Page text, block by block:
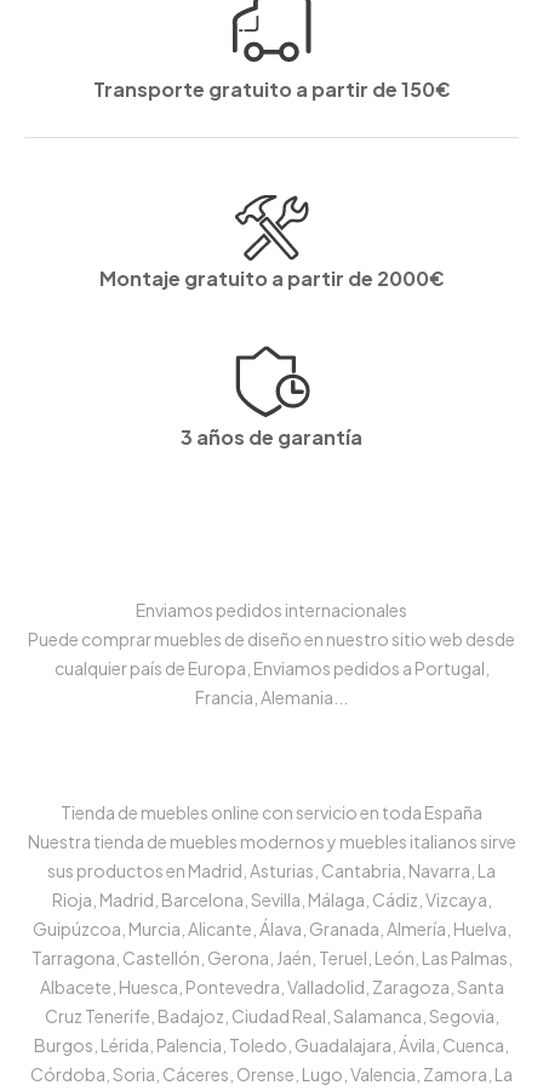
Transporte gratuito a partir de 150€
Montaje gratuito a partir de 2000€
3 años de garantía
Enviamos pedidos internacionales
Puede comprar muebles de diseño en nuestro sitio web desde
cualquier país de Europa, Enviamos pedidos a Portugal,
Francia, Alemania...
Tienda de muebles online con servicio en toda España
Nuestra tienda de muebles modernos y muebles italianos sirve
sus productos en Madrid, Asturias, Cantabria, Navarra, La
Rioja, Madrid, Barcelona, Sevilla, Málaga, Cádiz, Vizcaya,
Guipúzcoa, Murcia, Alicante, Álava, Granada, Almería, Huelva,
Tarragona, Castellón, Gerona, Jaén, Teruel, León, Las Palmas,
Albacete, Huesca, Pontevedra, Valladolid, Zaragoza, Santa
Cruz Tenerife, Badajoz, Ciudad Real, Salamanca, Segovia,
Burgos, Lérida, Palencia, Toledo, Guadalajara, Ávila, Cuenca,
Córdoba, Soria, Cáceres, Orense, Lugo, Valencia, Zamora, La